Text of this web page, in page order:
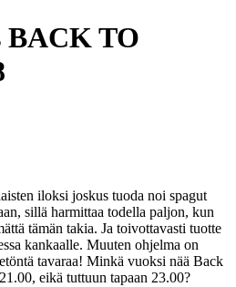
BACK TO
iloksi joskus tuoda noi spagut
sillä harmittaa todella paljon, kun
tämän takia. Ja toivottavasti tuotte
kankaalle. Muuten ohjelma on
tavaraa! Minkä vuoksi nää Back
eikä tuttuun tapaan 23.00?